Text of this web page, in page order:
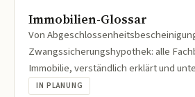
Immobilien-Glossar
Von
Zwangssicherungshypothek: alle
Immobilie, verständlich erklärt und
IN PLANUNG